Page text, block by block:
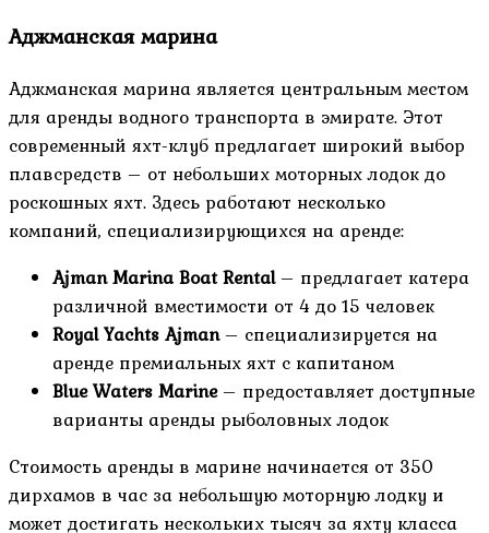
Аджманская марина
Аджманская марина является центральным местом
для аренды водного транспорта в эмирате. Этот
современный яхт-клуб предлагает широкий выбор
плавсредств – от небольших моторных лодок до
роскошных яхт. Здесь работают несколько
компаний, специализирующихся на аренде:
Ajman Marina Boat Rental– предлагает катера
различной вместимости от 4 до 15 человек
Royal Yachts Ajman– специализируется на
аренде премиальных яхт с капитаном
Blue Waters Marine– предоставляет доступные
варианты аренды рыболовных лодок
Стоимость аренды в марине начинается от 350
дирхамов в час за небольшую моторную лодку и
может достигать нескольких тысяч за яхту класса